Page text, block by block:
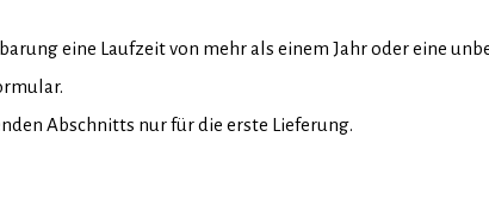
eine Laufzeit von mehr als einem Jahr oder eine
Abschnitts nur für die erste Lieferung.